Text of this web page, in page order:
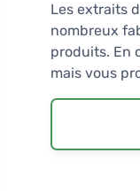
Les extraits
nombreux
produits. En
mais vous